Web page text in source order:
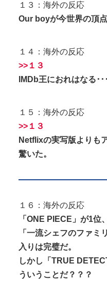
１３：海外の反応
Our boyが今世界の頂点
１４：海外の反応
>>１３
IMDb王におれはなる･･
１５：海外の反応
>>１３
Netflixの実写版よりも
驚いた。
１６：海外の反応
「ONE PIECE」が1位
「一流シェフのファミ
入りは完璧だ。
しかし「TRUE
ういうことだ？？？